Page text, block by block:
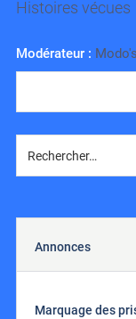
Histoires vécues
Modérateur : Modo's
Annonces
Marquage des